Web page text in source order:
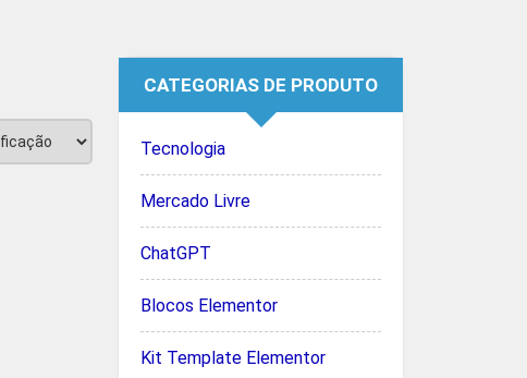
CATEGORIAS DE PRODUTO
Tecnologia
Mercado Livre
ChatGPT
Blocos Elementor
Kit Template Elementor